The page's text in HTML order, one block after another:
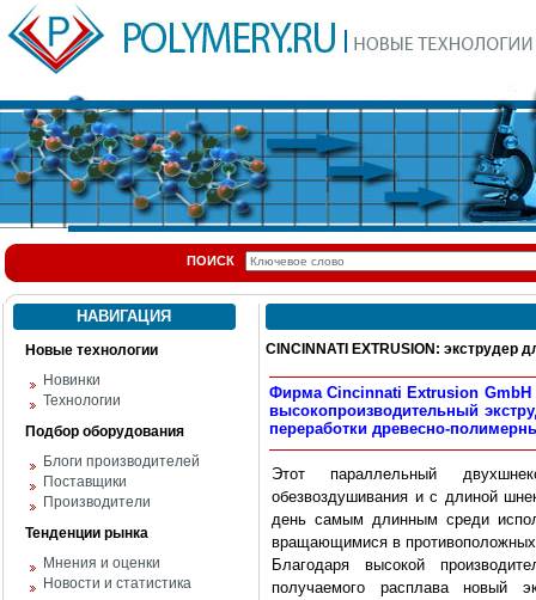
ПОИСК
НАВИГАЦИЯ
Новые технологии
Новинки
Технологии
Подбор оборудования
Блоги производителей
Поставщики
Производители
Тенденции рынка
Мнения и оценки
Новости и статистика
CINCINNATI EXTRUSION: экструдер
Фирма Cincinnati Extrusion GmbH
высокопроизводительный
переработки древесно-
Этот параллельный
обезвоздушивания и с длиной
день самым длинным среди
вращающимися в
Благодаря высокой
получаемого расплава новый